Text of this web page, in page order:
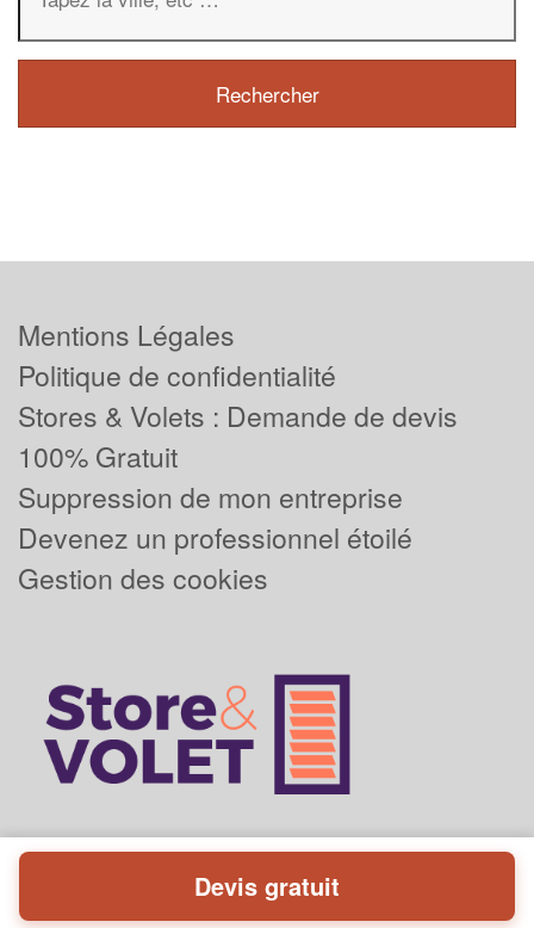
Mentions Légales
Politique de confidentialité
Stores & Volets : Demande de devis
100% Gratuit
Suppression de mon entreprise
Devenez un professionnel étoilé
Gestion des cookies
Powered byPlus que pro
Devis gratuit